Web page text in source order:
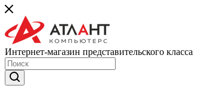
Интернет-магазин представительского класса